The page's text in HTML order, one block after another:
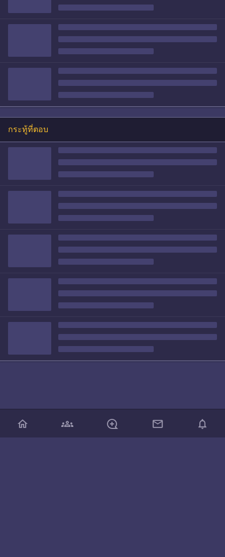
กระทู้ที่ตอบ